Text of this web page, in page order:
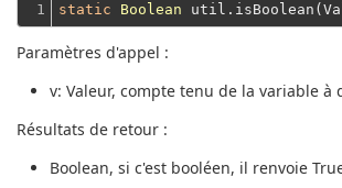
1 static Boolean
Paramètres d'appel :
v: Valeur, compte tenu de la variable à
Résultats de retour :
Boolean, si c'est booléen, il renvoie